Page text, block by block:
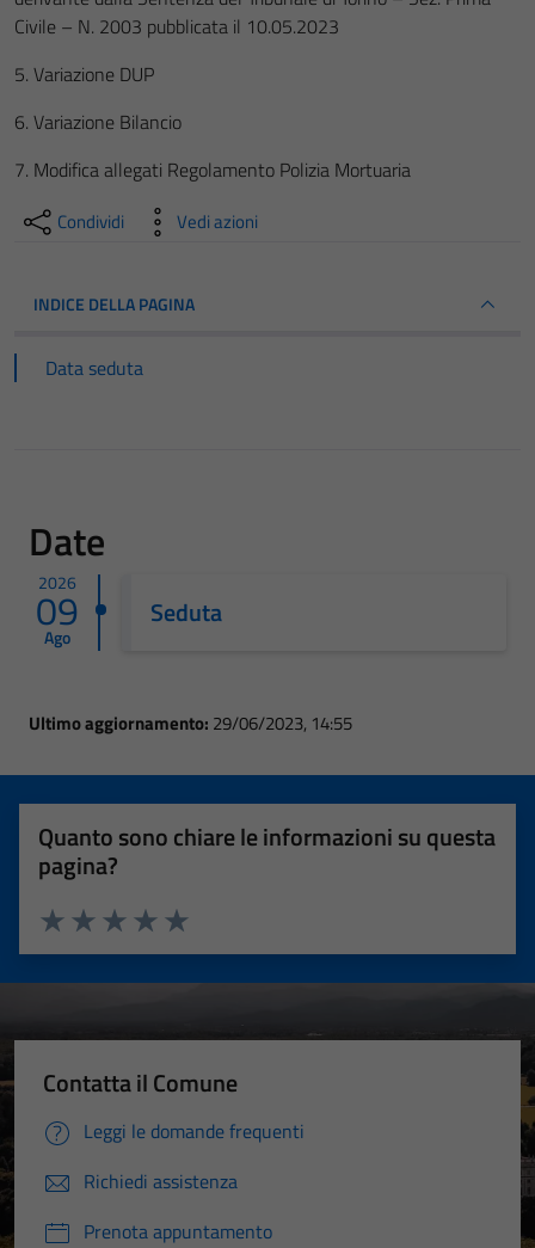
Civile – N. 2003 pubblicata il 10.05.2023
5. Variazione DUP
6. Variazione Bilancio
7. Modifica allegati Regolamento Polizia Mortuaria
Condividi Vedi azioni
INDICE DELLA PAGINA
Data seduta
Date
2026
09
Ago
Seduta
Ultimo aggiornamento: 29/06/2023, 14:55
Quanto sono chiare le informazioni su questa
pagina?
Valuta 5 stelle su 5
Valuta 4 stelle su 5
Valuta 3 stelle su 5
Valuta 2 stelle su 5
Valuta 1 stelle su 5
Contatta il Comune
Leggi le domande frequenti
Richiedi assistenza
Prenota appuntamento